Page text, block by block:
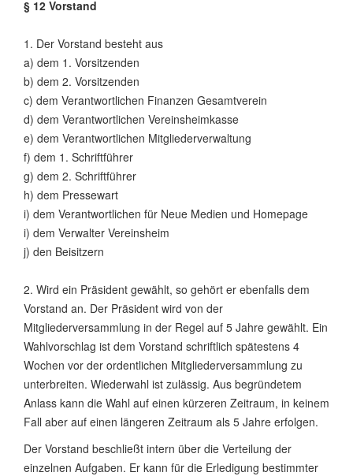
§ 12 Vorstand
1. Der Vorstand besteht aus
a) dem 1. Vorsitzenden
b) dem 2. Vorsitzenden
c) dem Verantwortlichen Finanzen Gesamtverein
d) dem Verantwortlichen Vereinsheimkasse
e) dem Verantwortlichen Mitgliederverwaltung
f) dem 1. Schriftführer
g) dem 2. Schriftführer
h) dem Pressewart
i) dem Verantwortlichen für Neue Medien und Homepage
i) dem Verwalter Vereinsheim
j) den Beisitzern
2. Wird ein Präsident gewählt, so gehört er ebenfalls dem
Vorstand an. Der Präsident wird von der
Mitgliederversammlung in der Regel auf 5 Jahre gewählt. Ein
Wahlvorschlag ist dem Vorstand schriftlich spätestens 4
Wochen vor der ordentlichen Mitgliederversammlung zu
unterbreiten. Wiederwahl ist zulässig. Aus begründetem
Anlass kann die Wahl auf einen kürzeren Zeitraum, in keinem
Fall aber auf einen längeren Zeitraum als 5 Jahre erfolgen.
Der Vorstand beschließt intern über die Verteilung der
einzelnen Aufgaben. Er kann für die Erledigung bestimmter